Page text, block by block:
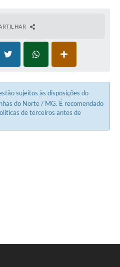
sujeitos às disposições do
do Norte / MG. É recomendado
de terceiros antes de